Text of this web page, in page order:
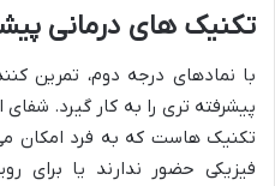
تکنیک های درمانی
با نمادهای درجه دوم، تمرین
پیشرفته تری را به کار گیرد. شفای
تکنیک هاست که به فرد امکان
فیزیکی حضور ندارند یا برای